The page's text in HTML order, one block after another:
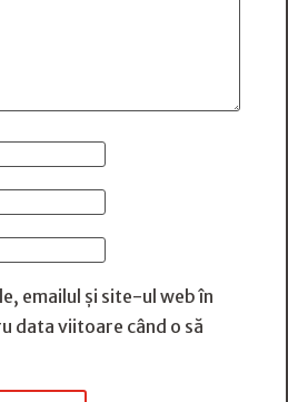
emailul și site-ul web în
data viitoare când o să